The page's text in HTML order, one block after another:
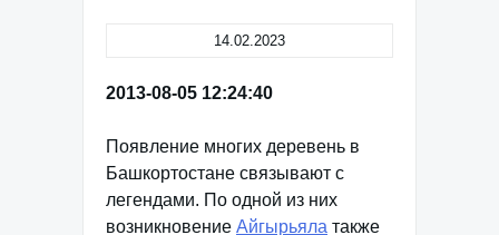
14.02.2023
2013-08-05 12:24:40
Появление многих деревень в
Башкортостане связывают с
легендами. По одной из них
возникновение Айгырьяла также